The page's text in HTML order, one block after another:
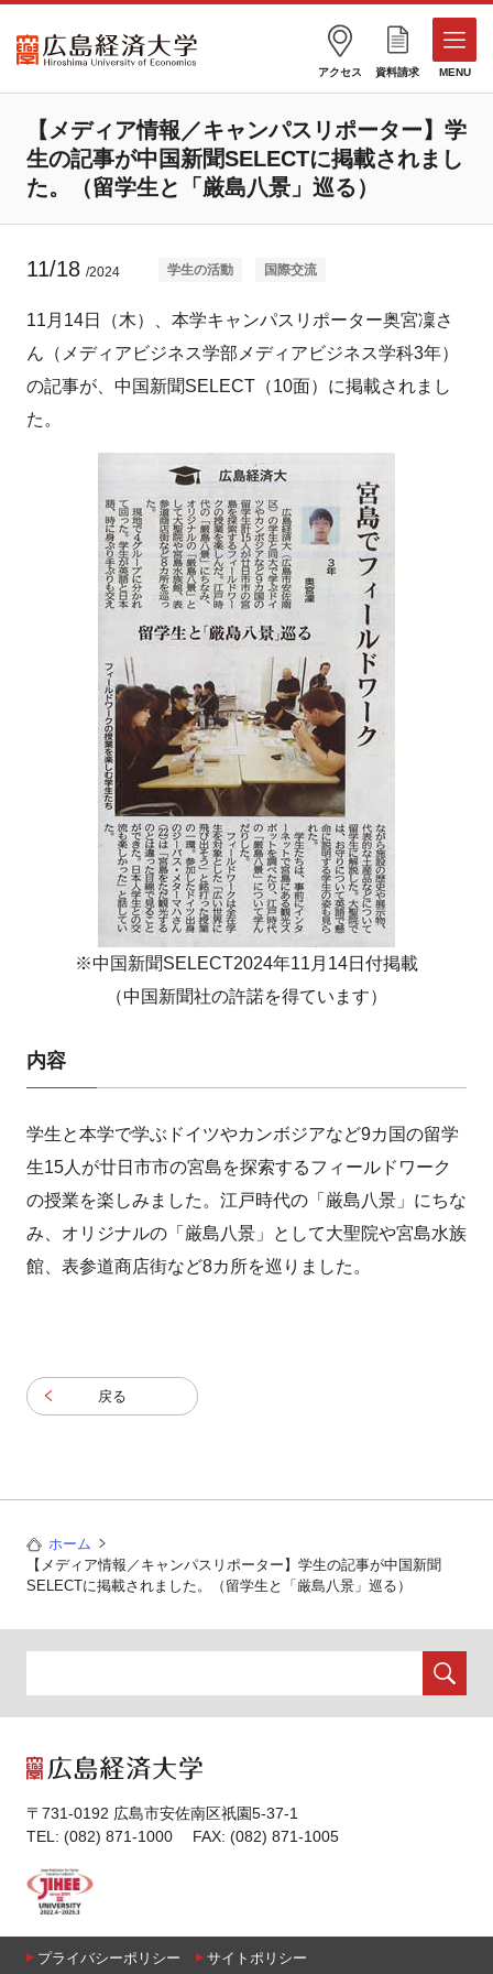
アクセス 資料請求 MENU
【メディア情報／キャンパスリポーター】学
生の記事が中国新聞SELECTに掲載されまし
た。（留学生と「厳島八景」巡る）
11/18 /2024 学生の活動 国際交流
11月14日（木）、本学キャンパスリポーター奥宮凜さ
ん（メディアビジネス学部メディアビジネス学科3年）
の記事が、中国新聞SELECT（10面）に掲載されまし
た。
※中国新聞SELECT2024年11月14日付掲載
（中国新聞社の許諾を得ています）
内容
学生と本学で学ぶドイツやカンボジアなど9カ国の留学
生15人が廿日市市の宮島を探索するフィールドワーク
の授業を楽しみました。江戸時代の「厳島八景」にちな
み、オリジナルの「厳島八景」として大聖院や宮島水族
館、表参道商店街など8カ所を巡りました。
戻る
ホーム
【メディア情報／キャンパスリポーター】学生の記事が中国新聞
SELECTに掲載されました。（留学生と「厳島八景」巡る）
〒731-0192 広島市安佐南区祇園5-37-1
TEL: (082) 871-1000 FAX: (082) 871-1005
プライバシーポリシー サイトポリシー